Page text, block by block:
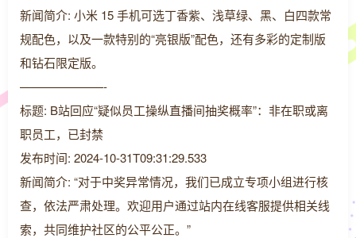
新闻简介: 小米 15 手机可选丁香紫、浅草绿、黑、白四款常
规配色，以及一款特别的“亮银版”配色，还有多彩的定制版
和钻石限定版。
———————-
标题: B站回应“疑似员工操纵直播间抽奖概率”：非在职或离
职员工，已封禁
发布时间: 2024-10-31T09:31:29.533
新闻简介: “对于中奖异常情况，我们已成立专项小组进行核
查，依法严肃处理。欢迎用户通过站内在线客服提供相关线
索，共同维护社区的公平公正。”